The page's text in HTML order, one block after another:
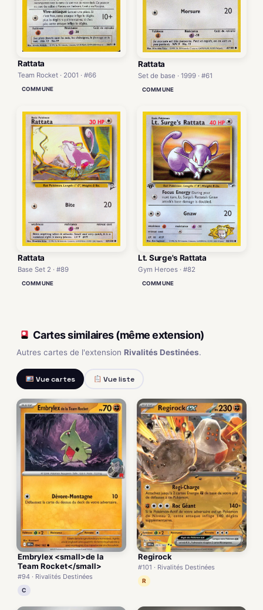
Rattata
Team Rocket · 2001 · #66
COMMUNE
Rattata
Set de base · 1999 · #61
COMMUNE
Rattata
Base Set 2 · #89
COMMUNE
Lt. Surge's Rattata
Gym Heroes · #82
COMMUNE
Cartes similaires (même extension)
Autres cartes de l'extension Rivalités Destinées.
Vue cartes Vue liste
Embrylex <small>de la
Team Rocket</small>
#94 · Rivalités Destinées
C
Regirock
#101 · Rivalités Destinées
R